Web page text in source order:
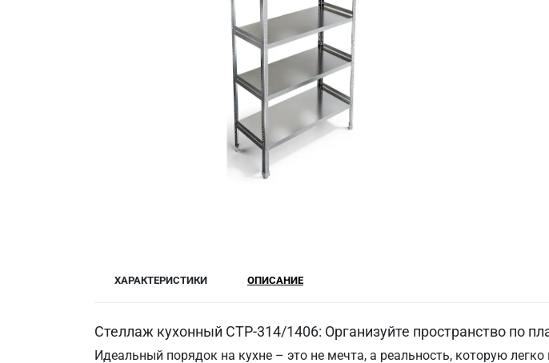
ХАРАКТЕРИСТИКИ ОПИСАНИЕ
Стеллаж кухонный СТР-314/1406: Организуйте пространство по
Идеальный порядок на кухне – это не мечта, а реальность, которую